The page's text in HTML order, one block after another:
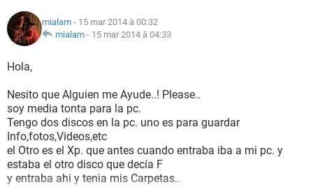
mialam - 15 mar 2014 à 00:32
mialam - 15 mar 2014 à 04:33
Hola,
Nesito que Alguien me Ayude..! Please..
soy media tonta para la pc.
Tengo dos discos en la pc. uno es para guardar
Info,fotos,Videos,etc
el Otro es el Xp. que antes cuando entraba iba a mi pc. y
estaba el otro disco que decía F
y entraba ahi y tenia mis Carpetas..